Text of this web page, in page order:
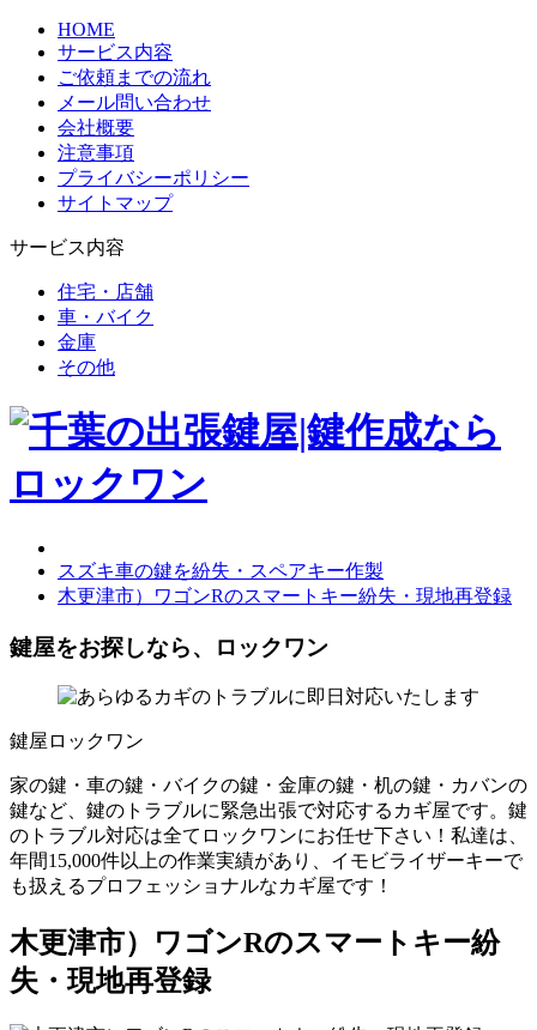
HOME
サービス内容
ご依頼までの流れ
メール問い合わせ
会社概要
注意事項
プライバシーポリシー
サイトマップ
サービス内容
住宅・店舗
車・バイク
金庫
その他
スズキ車の鍵を紛失・スペアキー作製
木更津市）ワゴンRのスマートキー紛失・現地再登録
鍵屋をお探しなら、ロックワン
鍵屋ロックワン
家の鍵・車の鍵・バイクの鍵・金庫の鍵・机の鍵・カバンの
鍵など、鍵のトラブルに緊急出張で対応するカギ屋です。鍵
のトラブル対応は全てロックワンにお任せ下さい！私達は、
年間15,000件以上の作業実績があり、イモビライザーキーで
も扱えるプロフェッショナルなカギ屋です！
木更津市）ワゴンRのスマートキー紛
失・現地再登録